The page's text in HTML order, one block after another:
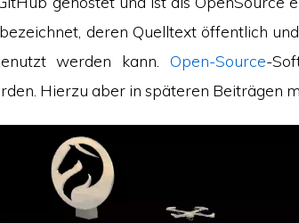
deren Quelltext öffentlich
werden kann. Open-Source-
Hierzu aber in späteren Beiträgen